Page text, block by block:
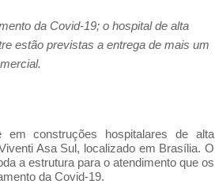
da Covid-19; o hospital de alta
estão previstas a entrega de mais um
construções hospitalares de alta
Asa Sul, localizado em Brasília. O
a estrutura para o atendimento que os
da Covid-19.